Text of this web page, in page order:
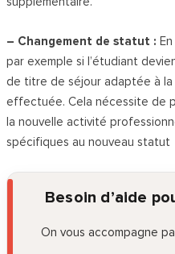
– Changement de statut :
par exemple si l’étudiant
de titre de séjour adaptée à
effectuée. Cela nécessite de
la nouvelle activité
spécifiques au nouveau statut
Besoin d’aide
On vous accompagne